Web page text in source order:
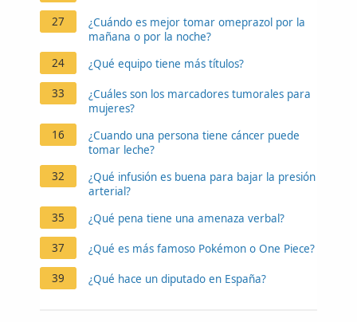
27
¿Cuándo es mejor tomar omeprazol por la
mañana o por la noche?
24
¿Qué equipo tiene más títulos?
33
¿Cuáles son los marcadores tumorales para
mujeres?
16
¿Cuando una persona tiene cáncer puede
tomar leche?
32
¿Qué infusión es buena para bajar la presión
arterial?
35
¿Qué pena tiene una amenaza verbal?
37 ¿Qué es más famoso Pokémon o One Piece?
39 ¿Qué hace un diputado en España?